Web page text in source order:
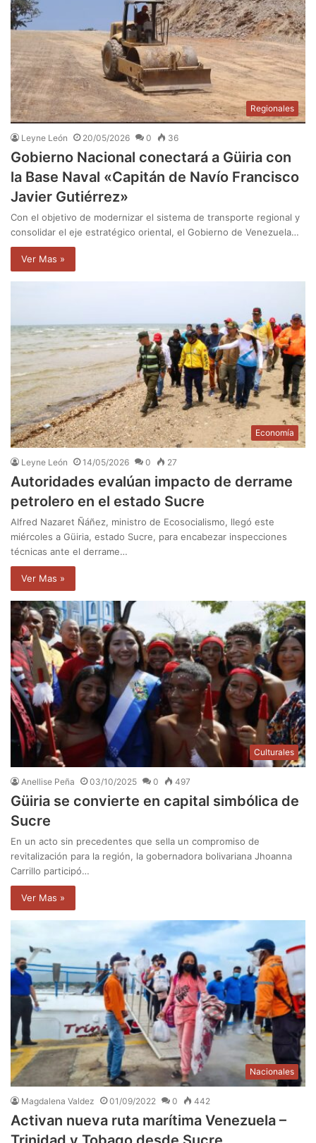
Regionales
Leyne León 20/05/2026 0 36
​Gobierno Nacional conectará a Güiria con
la Base Naval «Capitán de Navío Francisco
Javier Gutiérrez»
Con el objetivo de modernizar el sistema de transporte regional y
consolidar el eje estratégico oriental, el Gobierno de Venezuela…
Ver Mas »
Economía
Leyne León 14/05/2026 0 27
Autoridades evalúan impacto de derrame
petrolero en el estado Sucre
Alfred Nazaret Ñáñez, ministro de Ecosocialismo, llegó este
miércoles a Güiria, estado Sucre, para encabezar inspecciones
técnicas ante el derrame…
Ver Mas »
Culturales
Anellise Peña 03/10/2025 0 497
Güiria se convierte en capital simbólica de
Sucre
En un acto sin precedentes que sella un compromiso de
revitalización para la región, la gobernadora bolivariana Jhoanna
Carrillo participó…
Ver Mas »
Nacionales
Magdalena Valdez 01/09/2022 0 442
Activan nueva ruta marítima Venezuela –